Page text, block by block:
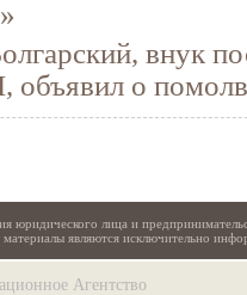
внук
объявил о
юридического лица и
материалы являются исключительно
Агентство